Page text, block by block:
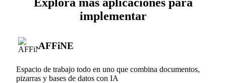
implementar
AFFiNE
Espacio de trabajo todo en uno que combina documentos,
pizarras y bases de datos con IA